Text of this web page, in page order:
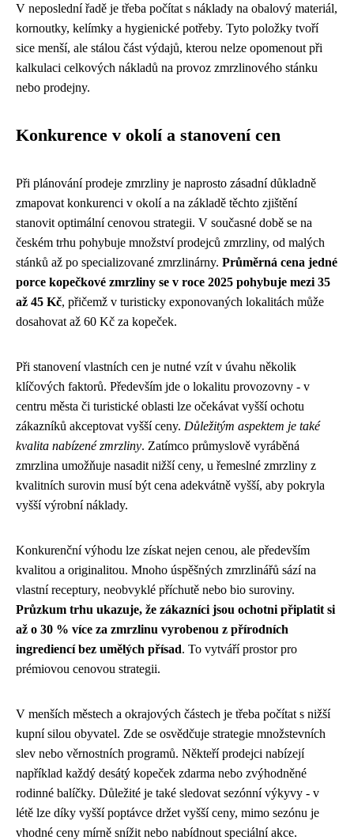
V neposlední řadě je třeba počítat s náklady na obalový materiál,
kornoutky, kelímky a hygienické potřeby. Tyto položky tvoří
sice menší, ale stálou část výdajů, kterou nelze opomenout při
kalkulaci celkových nákladů na provoz zmrzlinového stánku
nebo prodejny.
Konkurence v okolí a stanovení cen
Při plánování prodeje zmrzliny je naprosto zásadní důkladně
zmapovat konkurenci v okolí a na základě těchto zjištění
stanovit optimální cenovou strategii. V současné době se na
českém trhu pohybuje množství prodejců zmrzliny, od malých
stánků až po specializované zmrzlinárny. Průměrná cena jedné
porce kopečkové zmrzliny se v roce 2025 pohybuje mezi 35
až 45 Kč, přičemž v turisticky exponovaných lokalitách může
dosahovat až 60 Kč za kopeček.
Při stanovení vlastních cen je nutné vzít v úvahu několik
klíčových faktorů. Především jde o lokalitu provozovny - v
centru města či turistické oblasti lze očekávat vyšší ochotu
zákazníků akceptovat vyšší ceny. Důležitým aspektem je také
kvalita nabízené zmrzliny. Zatímco průmyslově vyráběná
zmrzlina umožňuje nasadit nižší ceny, u řemeslné zmrzliny z
kvalitních surovin musí být cena adekvátně vyšší, aby pokryla
vyšší výrobní náklady.
Konkurenční výhodu lze získat nejen cenou, ale především
kvalitou a originalitou. Mnoho úspěšných zmrzlinářů sází na
vlastní receptury, neobvyklé příchutě nebo bio suroviny.
Průzkum trhu ukazuje, že zákazníci jsou ochotni připlatit si
až o 30 % více za zmrzlinu vyrobenou z přírodních
ingrediencí bez umělých přísad. To vytváří prostor pro
prémiovou cenovou strategii.
V menších městech a okrajových částech je třeba počítat s nižší
kupní silou obyvatel. Zde se osvědčuje strategie množstevních
slev nebo věrnostních programů. Někteří prodejci nabízejí
například každý desátý kopeček zdarma nebo zvýhodněné
rodinné balíčky. Důležité je také sledovat sezónní výkyvy - v
létě lze díky vyšší poptávce držet vyšší ceny, mimo sezónu je
vhodné ceny mírně snížit nebo nabídnout speciální akce.